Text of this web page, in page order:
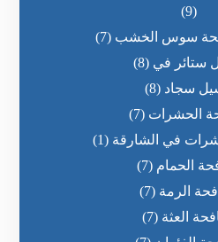
(9)
سوس الخشب (7)
ستائر في (8)
سجاد (8)
الحشرات (7)
في الشارقة (1)
الحمام (7)
الرمة (7)
العثة (7)